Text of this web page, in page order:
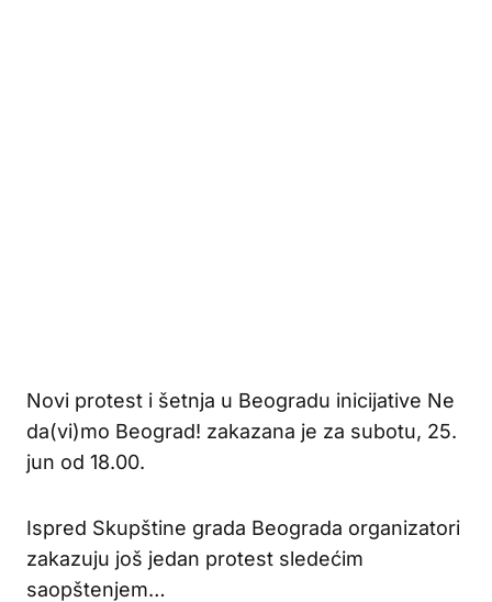
Novi protest i šetnja u Beogradu inicijative Ne
da(vi)mo Beograd! zakazana je za subotu, 25.
jun od 18.00.
Ispred Skupštine grada Beograda organizatori
zakazuju još jedan protest sledećim
saopštenjem…